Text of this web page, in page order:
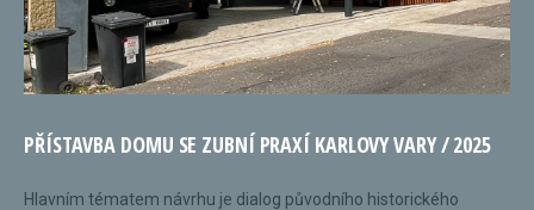
PŘÍSTAVBA DOMU SE ZUBNÍ PRAXÍ KARLOVY VARY / 2025
Hlavním tématem návrhu je dialog původního historického